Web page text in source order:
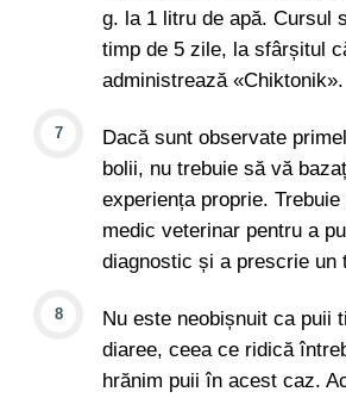
g. la 1 litru de apă. Cursul
timp de 5 zile, la sfârșitul
administrează «Chiktonik».
Dacă sunt observate
bolii, nu trebuie să vă
experiența proprie.
medic veterinar pentru a
diagnostic și a prescrie un
Nu este neobișnuit ca puii
diaree, ceea ce ridică
hrănim puii în acest caz.